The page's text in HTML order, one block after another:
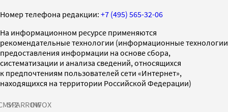
Номер телефона редакции: +7 (495) 565-32-06
На информационном ресурсе применяются
рекомендательные технологии (информационные технологии
предоставления информации на основе сбора,
систематизации и анализа сведений, относящихся
к предпочтениям пользователей сети «Интернет»,
находящихся на территории Российской Федерации)
SPARROWINFOX